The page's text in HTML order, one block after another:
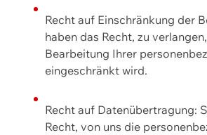
Recht auf Einschränkung der
haben das Recht, zu
Bearbeitung Ihrer
eingeschränkt wird.
Recht auf Datenübertragung:
Recht, von uns die